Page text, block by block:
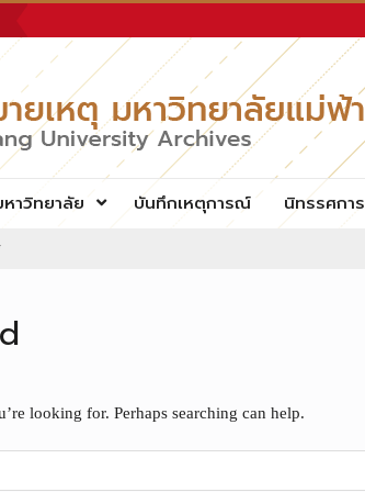
าวิทยาลัย บันทึกเหตุการณ์ นิทรรศการ
looking for. Perhaps searching can help.